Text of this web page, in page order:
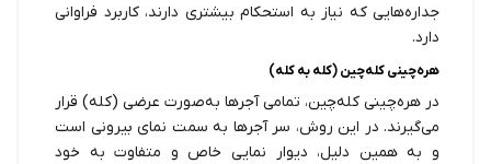
جداره‌هایی که نیاز به استحکام بیشتری دارند، کاربرد فراوانی
دارد.
هره‌چینی کله‌چین (کله به کله)
در هره‌چینی کله‌چین، تمامی آجرها به‌صورت عرضی (کله) قرار
می‌گیرند. در این روش، سر آجرها به سمت نمای بیرونی است
و به همین دلیل، دیوار نمایی خاص و متفاوت به خود